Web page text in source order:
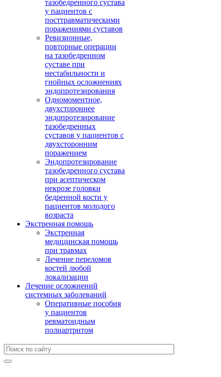
тазобедренного сустава
у пациентов с
посттравматическими
поражениями суставов
Ревизионные,
повторные операции
на тазобедренном
суставе при
нестабильности и
гнойных осложнениях
эндопротезирования
Одномоментное,
двухстороннее
эндопротезирование
тазобедренных
суставов у пациентов с
двухсторонним
поражением
Эндопротезирование
тазобедренного сустава
при асептическом
некрозе головки
бедренной кости у
пациентов молодого
возраста
Экстренная помощь
Экстренная
медицинская помощь
при травмах
Лечение переломов
костей любой
локализации
Лечение осложнений
системных заболеваний
Оперативные пособия
у пациентов
ревматоидным
полиартритом